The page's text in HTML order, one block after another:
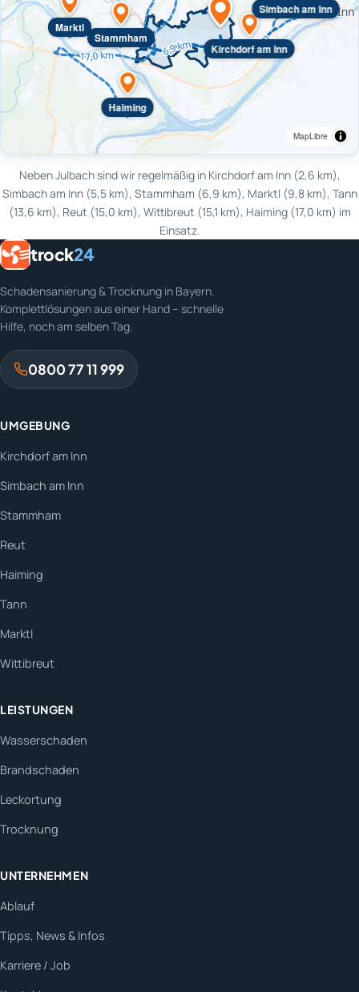
Kirchdorf am Inn
Simbach am Inn
Stammham
Haiming
Marktl
MapLibre
Neben Julbach sind wir regelmäßig in Kirchdorf am Inn (2,6 km),
Simbach am Inn (5,5 km), Stammham (6,9 km), Marktl (9,8 km), Tann
(13,6 km), Reut (15,0 km), Wittibreut (15,1 km), Haiming (17,0 km) im
Einsatz.
trock24
Schadensanierung & Trocknung in Bayern.
Komplettlösungen aus einer Hand – schnelle
Hilfe, noch am selben Tag.
0800 77 11 999
UMGEBUNG
Kirchdorf am Inn
Simbach am Inn
Stammham
Reut
Haiming
Tann
Marktl
Wittibreut
LEISTUNGEN
Wasserschaden
Brandschaden
Leckortung
Trocknung
UNTERNEHMEN
Ablauf
Tipps, News & Infos
Karriere / Job